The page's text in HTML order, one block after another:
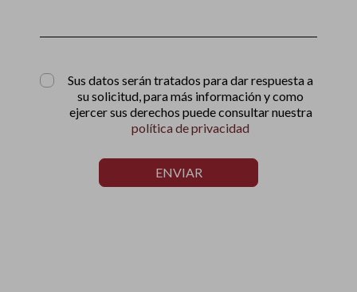
Sus datos serán tratados para dar respuesta a
su solicitud, para más información y como
ejercer sus derechos puede consultar nuestra
política de privacidad
ENVIAR